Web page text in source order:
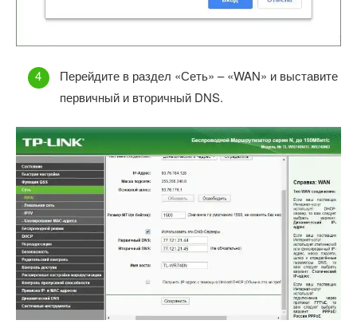
Перейдите в раздел «Сеть» – «WAN» и выставите
первичный и вторичный DNS.